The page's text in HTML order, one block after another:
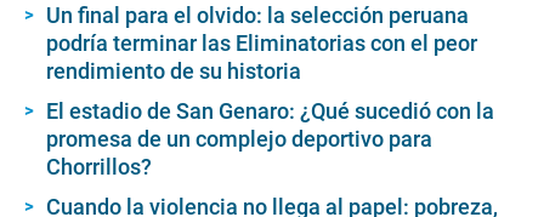
Un final para el olvido: la selección peruana
podría terminar las Eliminatorias con el peor
rendimiento de su historia
El estadio de San Genaro: ¿Qué sucedió con la
promesa de un complejo deportivo para
Chorrillos?
Cuando la violencia no llega al papel: pobreza,